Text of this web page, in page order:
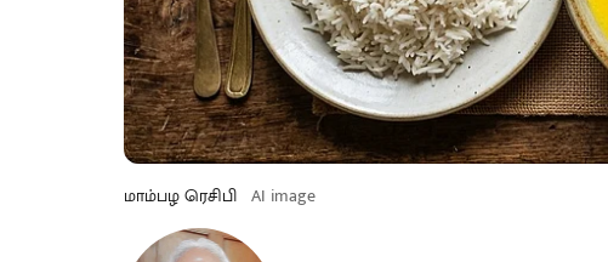
மாம்பழ ரெசிபி AI image